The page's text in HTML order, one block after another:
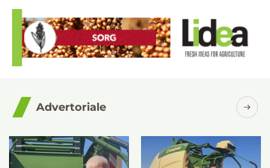
Advertoriale